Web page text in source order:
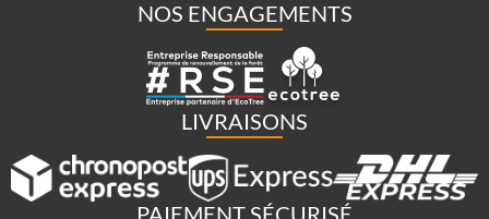
NOS ENGAGEMENTS
LIVRAISONS
PAIEMENT SÉCURISÉ